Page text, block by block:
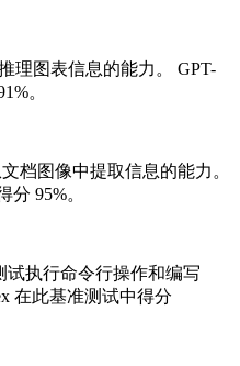
理图表信息的能力。
GPT-
。
档图像中提取信息的能力。
分 95%。
试执行命令行操作和编写
在此基准测试中得分